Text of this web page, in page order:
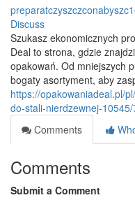
Discuss
Szukasz ekonomicznych
Deal to strona, gdzie
opakowań. Od mniejszych
bogaty asortyment, aby
https://opakowaniadeal.pl/
do-stali-nierdzewnej-
Comments
Comments
Submit a Comment